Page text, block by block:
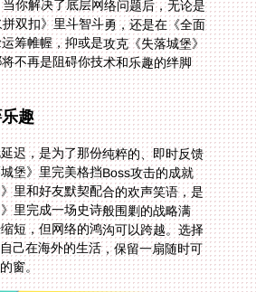
趣
迟，是为了那份纯粹的、即时反馈
堡》里完美格挡Boss攻击的成就
里和好友默契配合的欢声笑语，是
》里完成一场史诗般围剿的战略满
短，但网络的鸿沟可以跨越。选择
己在海外的生活，保留一扇随时可
窗。